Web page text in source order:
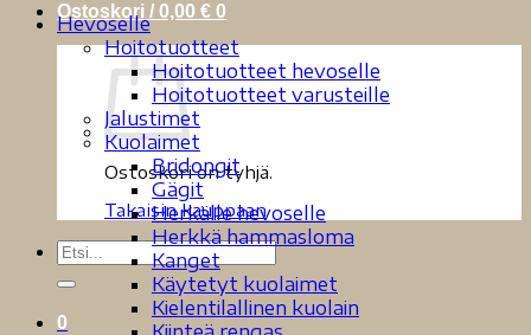
Ostoskori / 0,00 € 0
Ostoskori on tyhjä.
Takaisin kauppaan
Etsi:
0
Hevoselle
Hoitotuotteet
Hoitotuotteet hevoselle
Hoitotuotteet varusteille
Jalustimet
Kuolaimet
Bridongit
Gägit
Herkälle hevoselle
Herkkä hammasloma
Kanget
Käytetyt kuolaimet
Kielentilallinen kuolain